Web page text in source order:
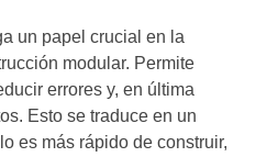
un papel crucial en la
modular. Permite
errores y, en última
Esto se traduce en un
es más rápido de construir,